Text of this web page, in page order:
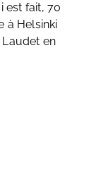
est fait, 70
à Helsinki
en